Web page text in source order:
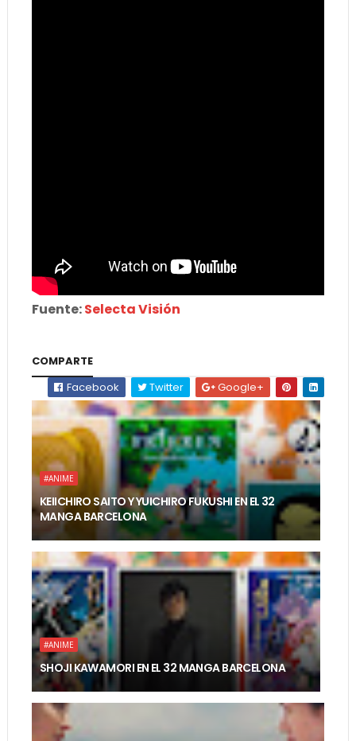
Fuente:Selecta Visión
COMPARTE
Facebook
Twitter Google+
#ANIME
KEIICHIRO SAITO Y YUICHIRO FUKUSHI EN EL 32
MANGA BARCELONA
#ANIME
SHOJI KAWAMORI EN EL 32 MANGA BARCELONA